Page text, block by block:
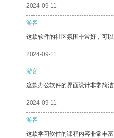
2024-09-11
游客
这款软件的社区氛围非常好，可
2024-09-11
游客
这款办公软件的界面设计非常简
2024-09-11
游客
这款学习软件的课程内容非常丰